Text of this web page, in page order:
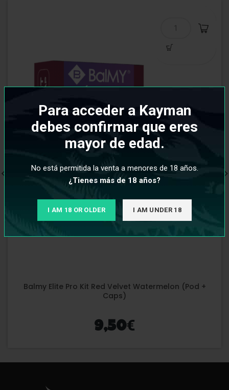
Para acceder a Kayman
debes confirmar que eres
mayor de edad.
No está permitida la venta a menores de 18 años.
¿Tienes más de 18 años?
I AM 18 OR OLDER I AM UNDER 18
Balmy Elite Pro Kit Red Velvet Watermelon (Pod +
Caps)
9,50€